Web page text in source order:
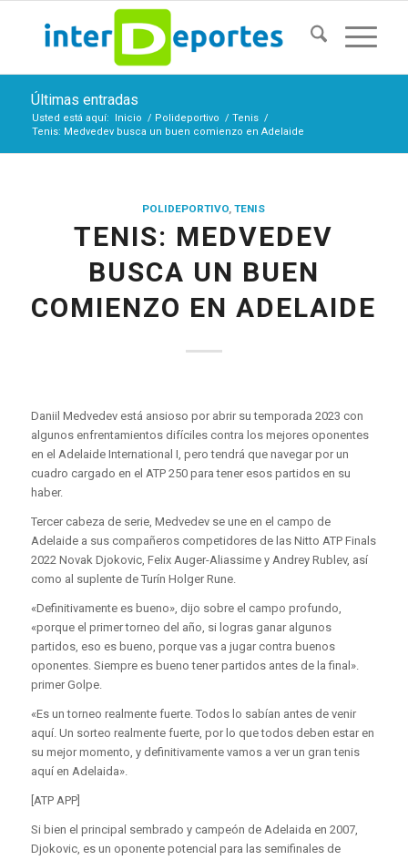
Últimas entradas
Usted está aquí: Inicio / Polideportivo / Tenis /
Tenis: Medvedev busca un buen comienzo en Adelaide
POLIDEPORTIVO,TENIS
TENIS: MEDVEDEV
BUSCA UN BUEN
COMIENZO EN ADELAIDE
Daniil Medvedev está ansioso por abrir su temporada 2023 con
algunos enfrentamientos difíciles contra los mejores oponentes
en el Adelaide International I, pero tendrá que navegar por un
cuadro cargado en el ATP 250 para tener esos partidos en su
haber.
Tercer cabeza de serie, Medvedev se une en el campo de
Adelaide a sus compañeros competidores de las Nitto ATP Finals
2022 Novak Djokovic, Felix Auger-Aliassime y Andrey Rublev, así
como al suplente de Turín Holger Rune.
«Definitivamente es bueno», dijo sobre el campo profundo,
«porque el primer torneo del año, si logras ganar algunos
partidos, eso es bueno, porque vas a jugar contra buenos
oponentes. Siempre es bueno tener partidos antes de la final».
primer Golpe.
«Es un torneo realmente fuerte. Todos lo sabían antes de venir
aquí. Un sorteo realmente fuerte, por lo que todos deben estar en
su mejor momento, y definitivamente vamos a ver un gran tenis
aquí en Adelaida».
[ATP APP]
Si bien el principal sembrado y campeón de Adelaida en 2007,
Djokovic, es un oponente potencial para las semifinales de